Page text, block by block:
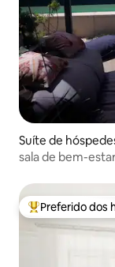
Suíte de
sala de bem-
Entre os
Preferido dos